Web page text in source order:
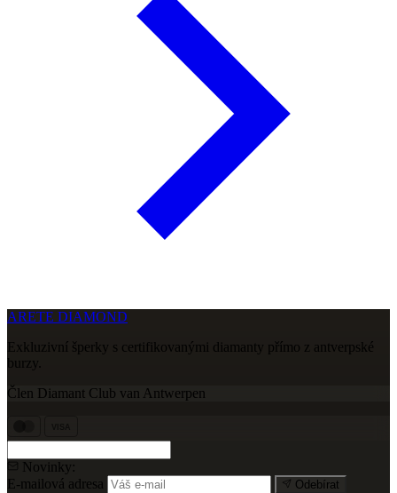
ARETE DIAMOND
Exkluzivní šperky s certifikovanými diamanty přímo z antverpské
burzy.
Člen Diamant Club van Antwerpen
Novinky:
E-mailová adresa
Odebírat